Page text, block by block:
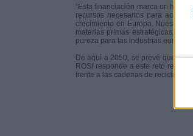
“Esta financiación marca un hito
recursos necesarios para
crecimiento en Europa. Nuestra
materias primas estratégicas,
pureza para las industrias europeas
De aquí a 2050, se prevé que
ROSI responde a este reto
frente a las cadenas de reciclaje